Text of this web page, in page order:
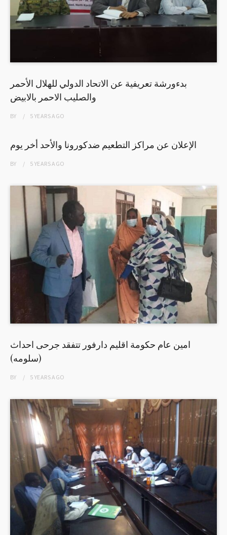
بدءورشة تعريفية عن الاتحاد الدولي للهلال الأحمر
والصليب الاحمر بالابيض
BY 5 YEARSAGO
الإعلان عن مراكز التطعيم ضدكورونا والأحد أخر يوم
BY 5 YEARSAGO
امين عام حكومة اقليم دارفور تتفقد جرحى احداث
(سلومه)
BY 5 YEARSAGO